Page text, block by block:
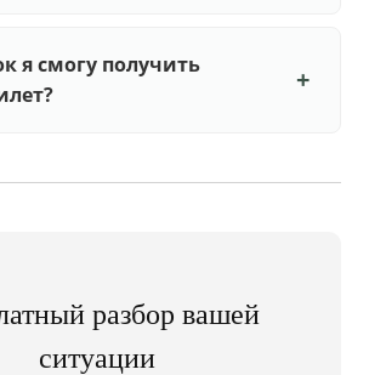
я смогу получить
разбор вашей
ситуации